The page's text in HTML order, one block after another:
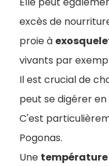
excès de
proie à
vivants par
Il est crucial de
peut se digérer
C'est
Pogonas.
Une température